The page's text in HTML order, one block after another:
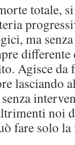
totale,
ma
Agisce da
lasciando
noi
fare solo la